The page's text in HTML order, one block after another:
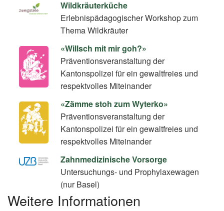
Wildkräuterküche
Erlebnispädagogischer Workshop zum
Thema Wildkräuter
«Willsch mit mir goh?»
Präventionsveranstaltung der
Kantonspolizei für ein gewaltfreies und
respektvolles Miteinander
«Zämme stoh zum Wyterko»
Präventionsveranstaltung der
Kantonspolizei für ein gewaltfreies und
respektvolles Miteinander
Zahnmedizinische Vorsorge
Untersuchungs- und Prophylaxewagen
(nur Basel)
Weitere Informationen